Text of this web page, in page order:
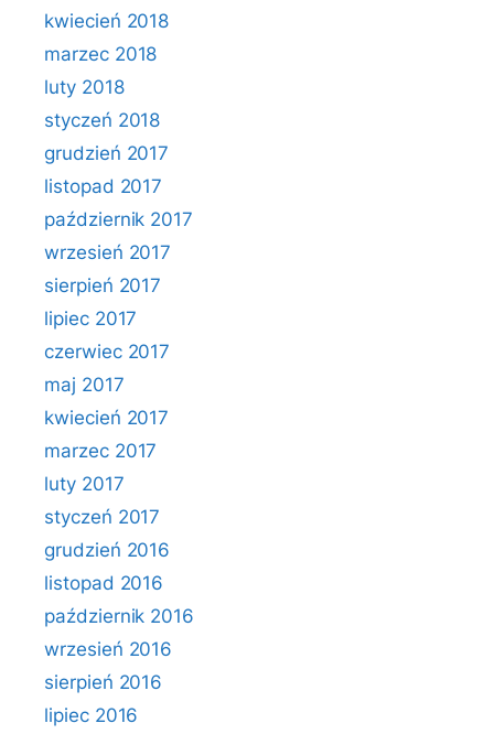
kwiecień 2018
marzec 2018
luty 2018
styczeń 2018
grudzień 2017
listopad 2017
październik 2017
wrzesień 2017
sierpień 2017
lipiec 2017
czerwiec 2017
maj 2017
kwiecień 2017
marzec 2017
luty 2017
styczeń 2017
grudzień 2016
listopad 2016
październik 2016
wrzesień 2016
sierpień 2016
lipiec 2016